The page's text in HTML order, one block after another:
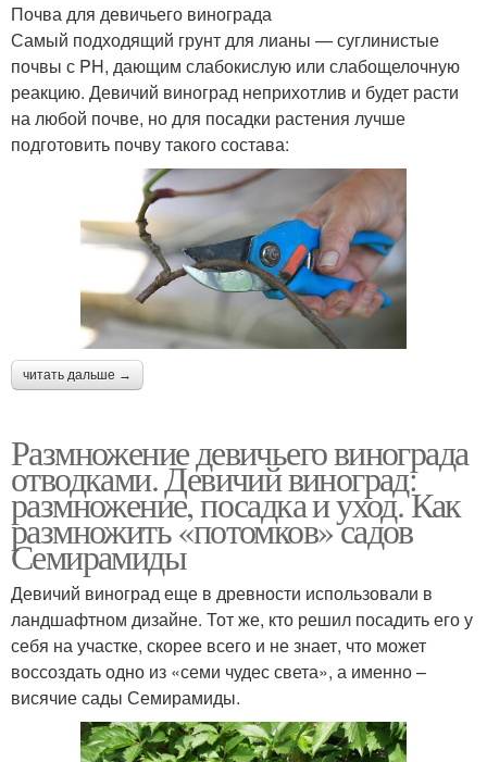
Почва для девичьего винограда
Самый подходящий грунт для лианы — суглинистые
почвы с PH, дающим слабокислую или слабощелочную
реакцию. Девичий виноград неприхотлив и будет расти
на любой почве, но для посадки растения лучше
подготовить почву такого состава:
читать дальше →
Размножение девичьего винограда
отводками. Девичий виноград:
размножение, посадка и уход. Как
размножить «потомков» садов
Семирамиды
Девичий виноград еще в древности использовали в
ландшафтном дизайне. Тот же, кто решил посадить его у
себя на участке, скорее всего и не знает, что может
воссоздать одно из «семи чудес света», а именно –
висячие сады Семирамиды.